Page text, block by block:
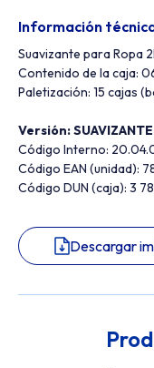
Información
Suavizante para Ropa
Contenido de la caja:
Paletización: 15 cajas
Versión:
Código Interno:
Código EAN (unidad):
Código DUN (caja): 3
Descargar